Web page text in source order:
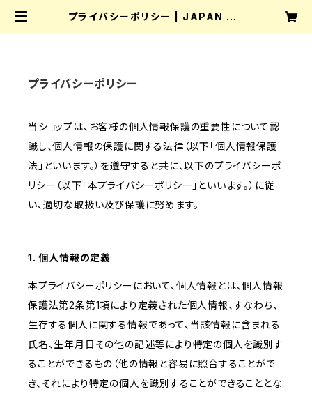
プライバシーポリシー | JAPAN HO
プライバシーポリシー
当ショップは、お客様の個人情報保護の重要性について認
識し、個人情報の保護に関する法律（以下「個人情報保護
法」といいます。）を遵守すると共に、以下のプライバシーポ
リシー（以下「本プライバシーポリシー」といいます。）に従
い、適切な取扱い及び保護に努めます。
1. 個人情報の定義
本プライバシーポリシーにおいて、個人情報とは、個人情報
保護法第2条第1項により定義された個人情報、すなわち、
生存する個人に関する情報であって、当該情報に含まれる
氏名、生年月日その他の記述等により特定の個人を識別す
ることができるもの（他の情報と容易に照合することがで
き、それにより特定の個人を識別することができることとな